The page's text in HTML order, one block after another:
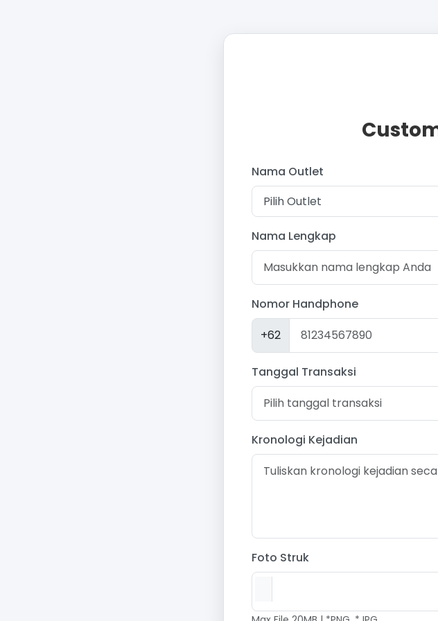
Nama Outlet
Pilih Outlet
Nama Lengkap
Nomor Handphone
+62
Tanggal Transaksi
Kronologi Kejadian
Foto Struk